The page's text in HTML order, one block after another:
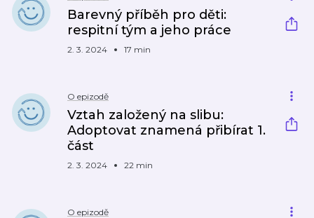
Barevný příběh pro děti:
respitní tým a jeho práce
2. 3. 2024 17 min
O epizodě
Vztah založený na slibu:
Adoptovat znamená přibírat 1.
část
2. 3. 2024 22 min
O epizodě